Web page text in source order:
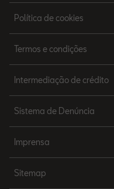
Política de cookies
Termos e condições
Intermediação de crédito
Sistema de Denúncia
Imprensa
Sitemap